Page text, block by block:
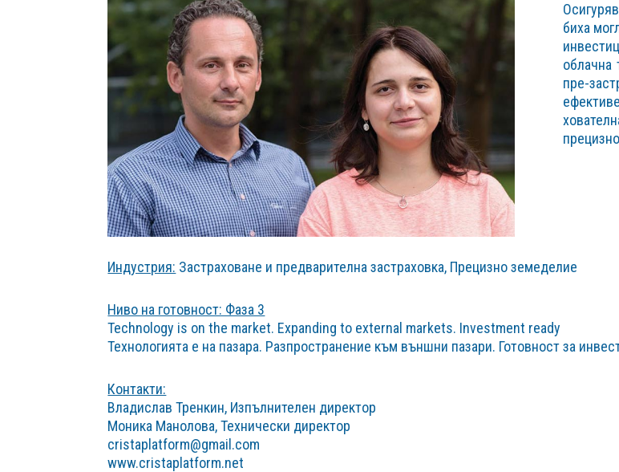
биха
облачна
пре-
Индустрия: Застраховане и предварителна застраховка, Прецизно земеделие
Ниво на готовност: Фаза 3
Technology is on the market. Expanding to external markets. Investment ready
Технологията е на пазара. Разпространение към външни пазари. Готовност за и
Контакти:
Владислав Тренкин, Изпълнителен директор
Моника Манолова, Технически директор
cristaplatform@gmail.com
www.cristaplatform.net